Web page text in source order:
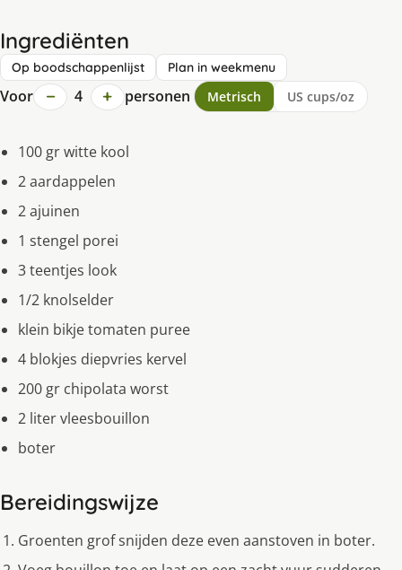
Ingrediënten
Op boodschappenlijst Plan in weekmenu
Voor − 4 + personen Metrisch US cups/oz
100 gr witte kool
2 aardappelen
2 ajuinen
1 stengel porei
3 teentjes look
1/2 knolselder
klein bikje tomaten puree
4 blokjes diepvries kervel
200 gr chipolata worst
2 liter vleesbouillon
boter
Bereidingswijze
Groenten grof snijden deze even aanstoven in boter.